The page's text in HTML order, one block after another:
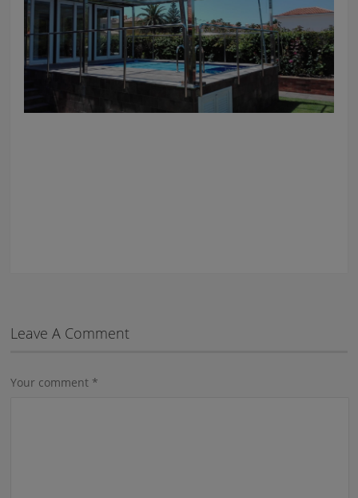
Leave A Comment
Your comment *